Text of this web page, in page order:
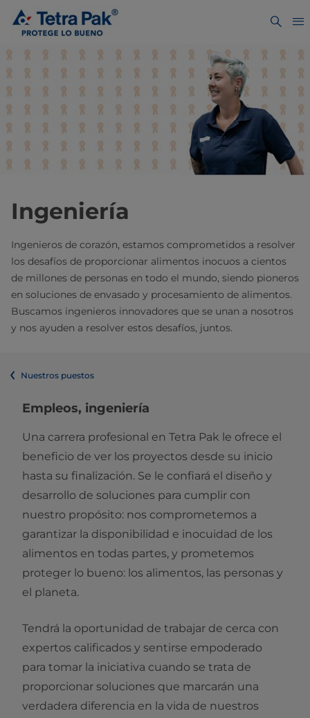
Ingeniería
Ingenieros de corazón, estamos comprometidos a resolver
los desafíos de proporcionar alimentos inocuos a cientos
de millones de personas en todo el mundo, siendo pioneros
en soluciones de envasado y procesamiento de alimentos.
Buscamos ingenieros innovadores que se unan a nosotros
y nos ayuden a resolver estos desafíos, juntos.
Nuestros puestos
Empleos, ingeniería
Una carrera profesional en Tetra Pak le ofrece el
beneficio de ver los proyectos desde su inicio
hasta su finalización. Se le confiará el diseño y
desarrollo de soluciones para cumplir con
nuestro propósito: nos comprometemos a
garantizar la disponibilidad e inocuidad de los
alimentos en todas partes, y prometemos
proteger lo bueno: los alimentos, las personas y
el planeta.
Tendrá la oportunidad de trabajar de cerca con
expertos calificados y sentirse empoderado
para tomar la iniciativa cuando se trata de
proporcionar soluciones que marcarán una
verdadera diferencia en la vida de nuestros